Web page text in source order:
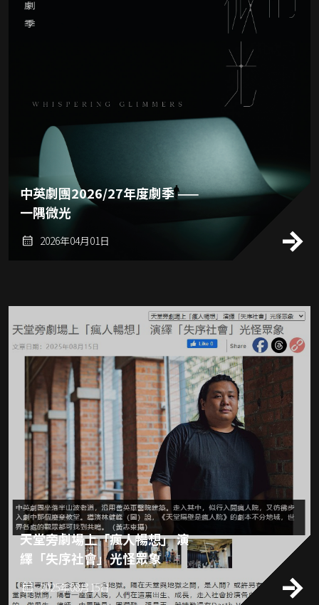
中英劇團2026/27年度劇季 ——
一隅微光
2026年04月01日
天堂旁劇場上「瘋人暢想」 演
繹「失序社會」光怪眾象
2025年08月15日